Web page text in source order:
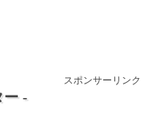
スポンサーリンク
ー -